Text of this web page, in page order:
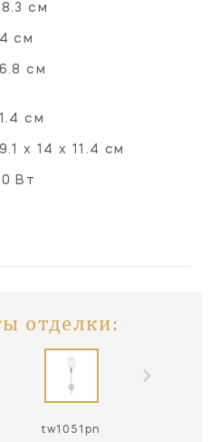
см
см
см
см
х 14 х 11.4 см
Вт
отделки:
tw1051pn